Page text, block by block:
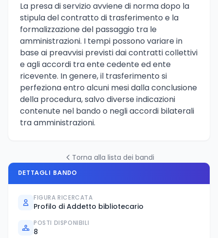
La presa di servizio avviene di norma dopo la
stipula del contratto di trasferimento e la
formalizzazione del passaggio tra le
amministrazioni. I tempi possono variare in
base ai preavvisi previsti dai contratti collettivi
e agli accordi tra ente cedente ed ente
ricevente. In genere, il trasferimento si
perfeziona entro alcuni mesi dalla conclusione
della procedura, salvo diverse indicazioni
contenute nel bando o negli accordi bilaterali
tra amministrazioni.
Torna alla lista dei bandi
DETTAGLI BANDO
FIGURA RICERCATA
Profilo di Addetto bibliotecario
POSTI DISPONIBILI
8